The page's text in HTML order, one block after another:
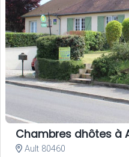
Chambres dhôtes à
Ault 80460